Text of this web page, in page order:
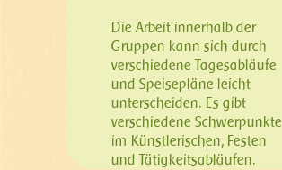
Die Arbeit innerhalb der
Gruppen kann sich durch
verschiedene Tagesabläufe
und Speisepläne leicht
unterscheiden. Es gibt
verschiedene Schwerpunkte
im Künstlerischen, Festen
und Tätigkeitsabläufen.